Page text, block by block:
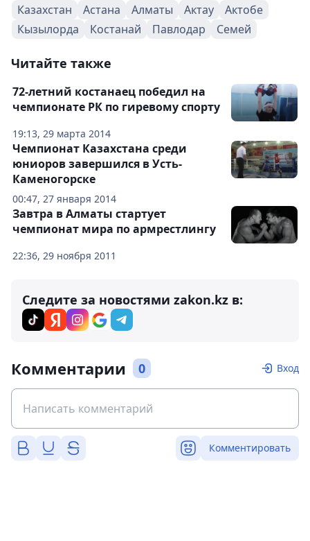
Казахстан Астана Алматы Актау
Актобе
Кызылорда
Костанай Павлодар Семей
Читайте также
19:13, 29 марта 2014
72-летний костанаец победил на
чемпионате РК по гиревому спорту
00:47, 27 января 2014
Чемпионат Казахстана среди
юниоров завершился в Усть-
Каменогорске
22:36, 29 ноября 2011
Завтра в Алматы стартует
чемпионат мира по армрестлингу
Следите за новостями zakon.kz в:
Комментарии 0 Вход
Комментировать